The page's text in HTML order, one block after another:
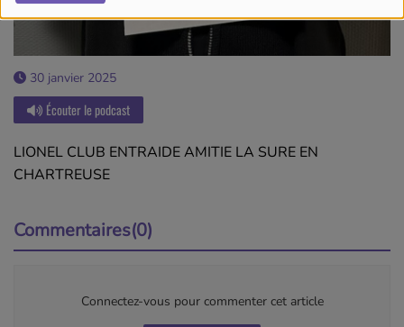
30 janvier 2025
Écouter le podcast
LIONEL CLUB ENTRAIDE AMITIE LA SURE EN
CHARTREUSE
Commentaires(0)
Connectez-vous pour commenter cet article